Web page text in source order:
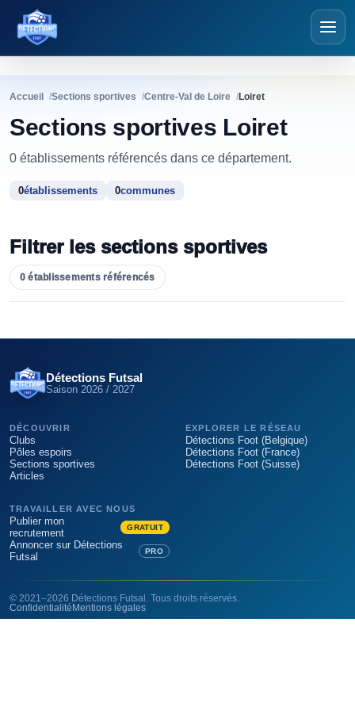
Détections Futsal
Accueil Sections sportives Centre-Val de Loire Loiret
Sections sportives Loiret
0 établissements référencés dans ce département.
0établissements 0communes
Filtrer les sections sportives
0 établissements référencés
STATUT
PUBLIC
CLUB SUPPORT
INSCRIPTIONS
Détections Futsal
Saison 2026 / 2027
DÉCOUVRIR
Clubs
Pôles espoirs
Sections sportives
Articles
EXPLORER LE RÉSEAU
Détections Foot (Belgique)
Détections Foot (France)
Détections Foot (Suisse)
TRAVAILLER AVEC NOUS
Publier mon
recrutement
GRATUIT
Annoncer sur Détections
Futsal
PRO
© 2021 –2026 Détections Futsal
. Tous droits réservés.
Confidentialité Mentions légales